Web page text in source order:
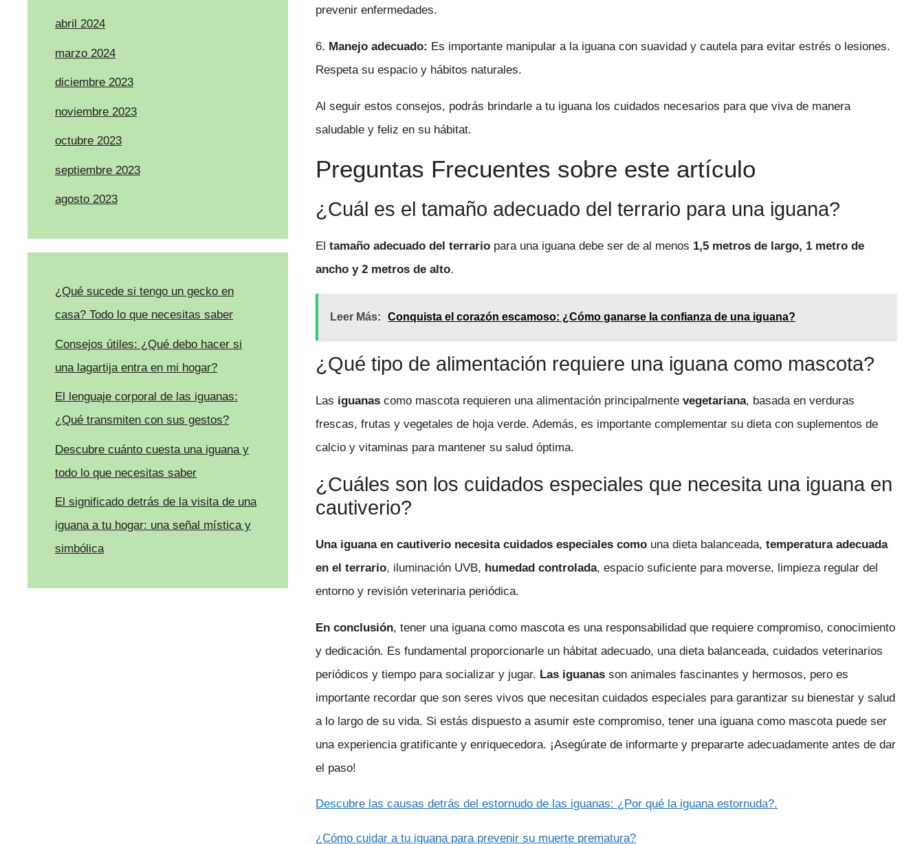
prevenir enfermedades.
6. Manejo adecuado: Es importante manipular a la iguana con suavidad y cautela para evitar estrés o lesiones.
Respeta su espacio y hábitos naturales.
Al seguir estos consejos, podrás brindarle a tu iguana los cuidados necesarios para que viva de manera
saludable y feliz en su hábitat.
Preguntas Frecuentes sobre este artículo
¿Cuál es el tamaño adecuado del terrario para una iguana?
Eltamaño adecuado del terrario para una iguana debe ser de al menos 1,5 metros de largo, 1 metro de
ancho y 2 metros de alto.
Leer Más: Conquista el corazón escamoso: ¿Cómo ganarse la confianza de una iguana?
¿Qué tipo de alimentación requiere una iguana como mascota?
Las iguanas como mascota requieren una alimentación principalmentevegetariana, basada en verduras
frescas, frutas y vegetales de hoja verde. Además, es importante complementar su dieta con suplementos de
calcio y vitaminas para mantener su salud óptima.
¿Cuáles son los cuidados especiales que necesita una iguana en
cautiverio?
Una iguana en cautiverio necesita cuidados especiales como una dieta balanceada,temperatura adecuada
en el terrario, iluminación UVB, humedad controlada, espacio suficiente para moverse, limpieza regular del
entorno y revisión veterinaria periódica.
En conclusión, tener una iguana como mascota es una responsabilidad que requiere compromiso, conocimiento
y dedicación. Es fundamental proporcionarle un hábitat adecuado, una dieta balanceada, cuidados veterinarios
periódicos y tiempo para socializar y jugar. Las iguanas son animales fascinantes y hermosos, pero es
importante recordar que son seres vivos que necesitan cuidados especiales para garantizar su bienestar y salud
a lo largo de su vida. Si estás dispuesto a asumir este compromiso, tener una iguana como mascota puede ser
una experiencia gratificante y enriquecedora. ¡Asegúrate de informarte y prepararte adecuadamente antes de dar
el paso!
Descubre las causas detrás del estornudo de las iguanas: ¿Por qué la iguana estornuda?.
¿Cómo cuidar a tu iguana para prevenir su muerte prematura?
abril 2024
marzo 2024
diciembre 2023
noviembre 2023
octubre 2023
septiembre 2023
agosto 2023
¿Qué sucede si tengo un gecko en
casa? Todo lo que necesitas saber
Consejos útiles: ¿Qué debo hacer si
una lagartija entra en mi hogar?
El lenguaje corporal de las iguanas:
¿Qué transmiten con sus gestos?
Descubre cuánto cuesta una iguana y
todo lo que necesitas saber
El significado detrás de la visita de una
iguana a tu hogar: una señal mística y
simbólica